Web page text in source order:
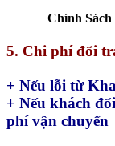
Chính
5. Chi phí đổi
+ Nếu lỗi từ
+ Nếu khách
phí vận chuyển